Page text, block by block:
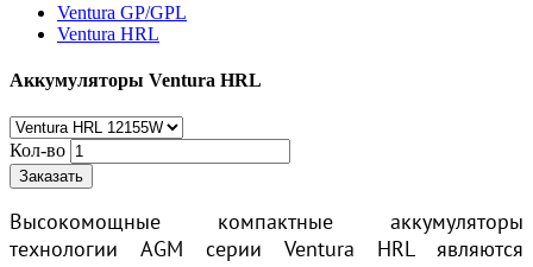
Ventura GP/GPL
Ventura HRL
Аккумуляторы Ventura HRL
Кол-во
Заказать
Высокомощные компактные аккумуляторы
технологии AGM серии Ventura HRL являются